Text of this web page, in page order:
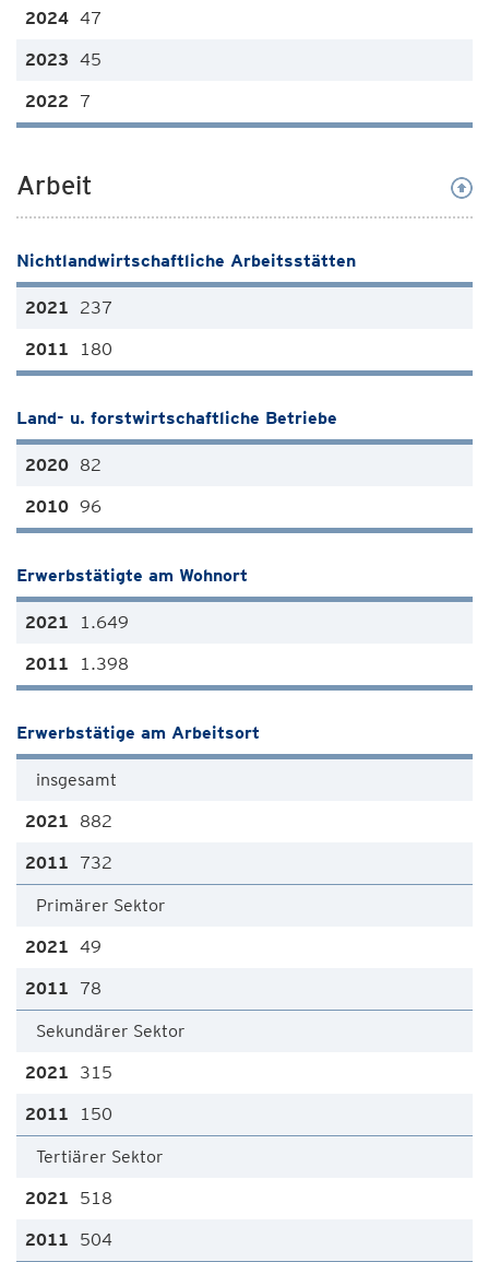
47
45
7
Arbeit
Nichtlandwirtschaftliche Arbeitsstätten
237
180
Land- u. forstwirtschaftliche Betriebe
82
96
Erwerbstätigte am Wohnort
1.649
1.398
Erwerbstätige am Arbeitsort
insgesamt
882
732
Primärer Sektor
49
78
Sekundärer Sektor
315
150
Tertiärer Sektor
518
504